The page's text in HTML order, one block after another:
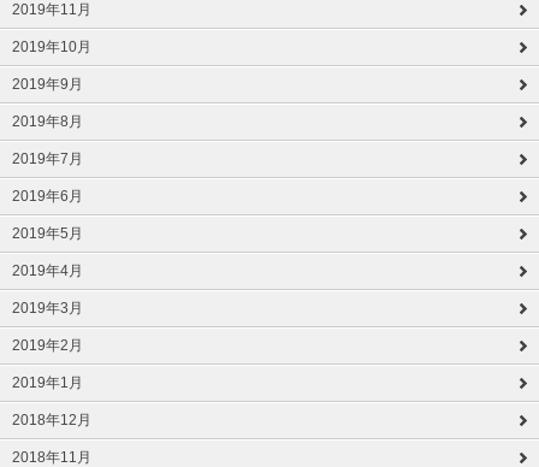
2019年11月
2019年10月
2019年9月
2019年8月
2019年7月
2019年6月
2019年5月
2019年4月
2019年3月
2019年2月
2019年1月
2018年12月
2018年11月